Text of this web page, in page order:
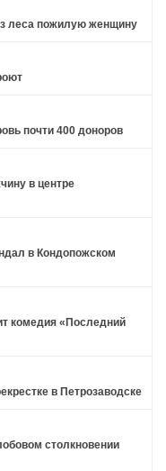
леса пожилую женщину
почти 400 доноров
в центре
в Кондопожском
комедия «Последний
в Петрозаводске
столкновении